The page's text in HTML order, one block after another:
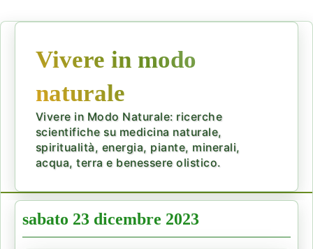
Vivere in modo
naturale
Vivere in Modo Naturale: ricerche
scientifiche su medicina naturale,
spiritualità, energia, piante, minerali,
acqua, terra e benessere olistico.
sabato 23 dicembre 2023